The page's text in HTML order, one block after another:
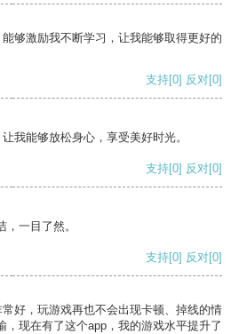
够激励我不断学习，让我能够取得更好的
支持[0] 反对[0]
我能够放松身心，享受美好时光。
支持[0] 反对[0]
一目了然。
支持[0] 反对[0]
好，玩游戏再也不会出现卡顿、掉线的情
，现在有了这个app，我的游戏水平提升了